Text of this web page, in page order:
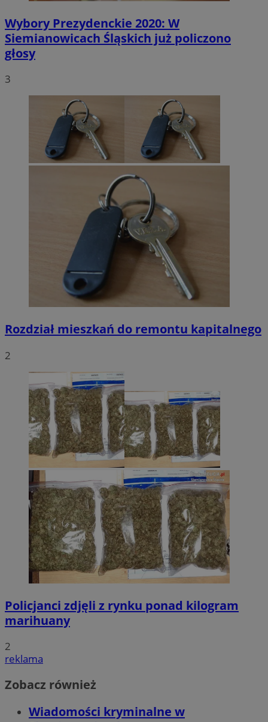
Wybory Prezydenckie 2020: W
Siemianowicach Śląskich już policzono
głosy
3
Rozdział mieszkań do remontu kapitalnego
2
Policjanci zdjęli z rynku ponad kilogram
marihuany
2
reklama
Zobacz również
Wiadomości kryminalne w